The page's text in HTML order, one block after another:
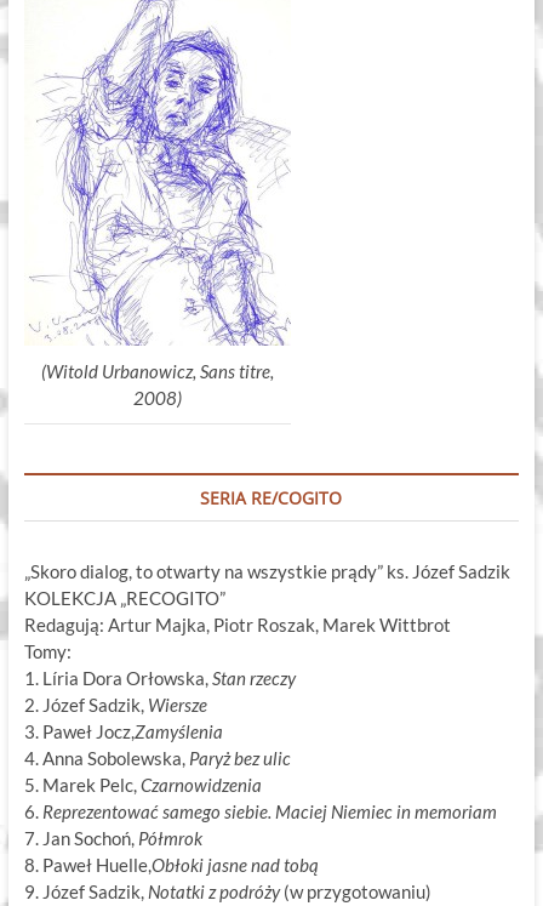
(Witold Urbanowicz, Sans titre,
2008)
SERIA RE/COGITO
„Skoro dialog, to otwarty na wszystkie prądy” ks. Józef Sadzik
KOLEKCJA „RECOGITO”
Redagują: Artur Majka, Piotr Roszak, Marek Wittbrot
Tomy:
1. Líria Dora Orłowska,Stan rzeczy
2. Józef Sadzik, Wiersze
3. Paweł Jocz,Zamyślenia
4. Anna Sobolewska, Paryż bez ulic
5. Marek Pelc,Czarnowidzenia
6. Reprezentować samego siebie. Maciej Niemiec in memoriam
7. Jan Sochoń, Półmrok
8. Paweł Huelle,Obłoki jasne nad tobą
9. Józef Sadzik, Notatki z podróży(w przygotowaniu)